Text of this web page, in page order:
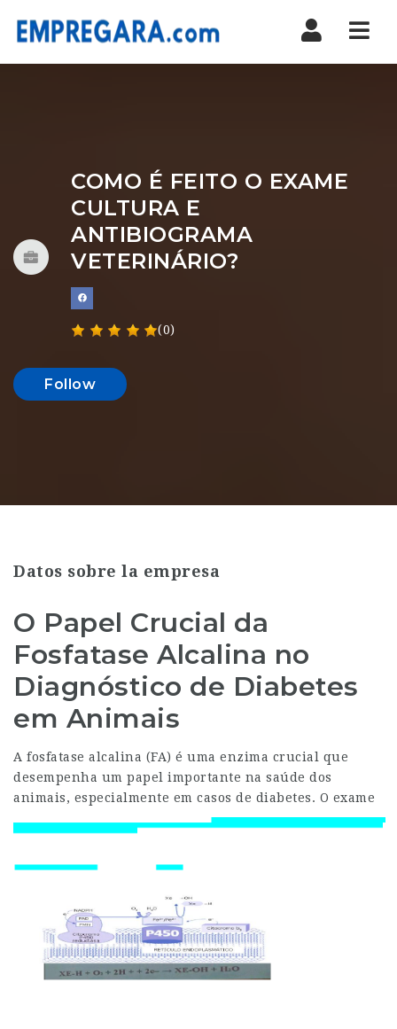
COMO É FEITO O EXAME
CULTURA E
ANTIBIOGRAMA
VETERINÁRIO?
(0)
Follow
Datos sobre la empresa
O Papel Crucial da
Fosfatase Alcalina no
Diagnóstico de Diabetes
em Animais
A fosfatase alcalina (FA) é uma enzima crucial que
desempenha um papel importante na saúde dos
animais, especialmente em casos de diabetes. O exame